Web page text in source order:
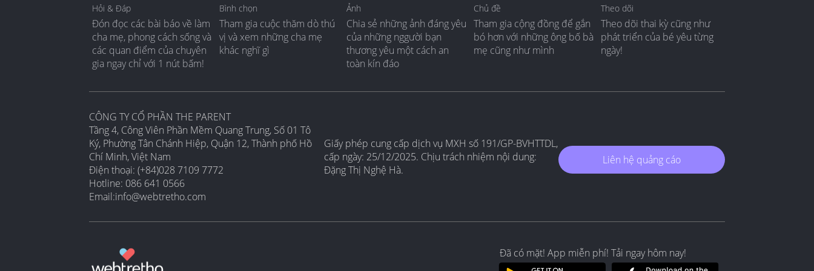
Hỏi & Đáp
Đón đọc các bài báo về làm
cha mẹ, phong cách sống và
các quan điểm của chuyên
gia ngay chỉ với 1 nút bấm!
Bình chọn
Tham gia cuộc thăm dò thú
vị và xem những cha mẹ
khác nghĩ gì
Ảnh
Chia sẻ những ảnh đáng yêu
của những nggười bạn
thương yêu một cách an
toàn kín đáo
Chủ đề
Tham gia cộng đồng để gắn
bó hơn với những ông bố bà
mẹ cũng như mình
Theo dõi
Theo dõi thai kỳ cũng như
phát triển của bé yêu từng
ngày!
CÔNG TY CỔ PHẦN THE PARENT
Tầng 4, Công Viên Phần Mềm Quang Trung, Số 01 Tô
Ký, Phường Tân Chánh Hiệp, Quận 12, Thành phố Hồ
Chí Minh, Việt Nam
Điện thoại: (+84)028 7109 7772
Hotline: 086 641 0566
Email:info@webtretho.com
Giấy phép cung cấp dịch vụ MXH số 191/GP-BVHTTDL,
cấp ngày: 25/12/2025. Chịu trách nhiệm nội dung:
Đặng Thị Nghệ Hà.
Liên hệ quảng cáo
Đã có mặt! App miễn phí! Tải ngay hôm nay!